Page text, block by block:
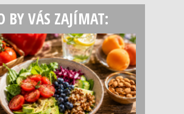
BY VÁS ZAJÍMAT: